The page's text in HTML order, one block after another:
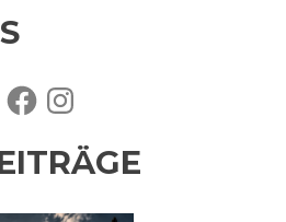
FacebookInstagram